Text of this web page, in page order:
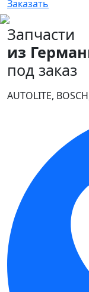
Заказать
Запчасти
из
под заказ
AUTOLITE,